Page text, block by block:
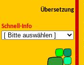
Übersetzung
Schnell-Info